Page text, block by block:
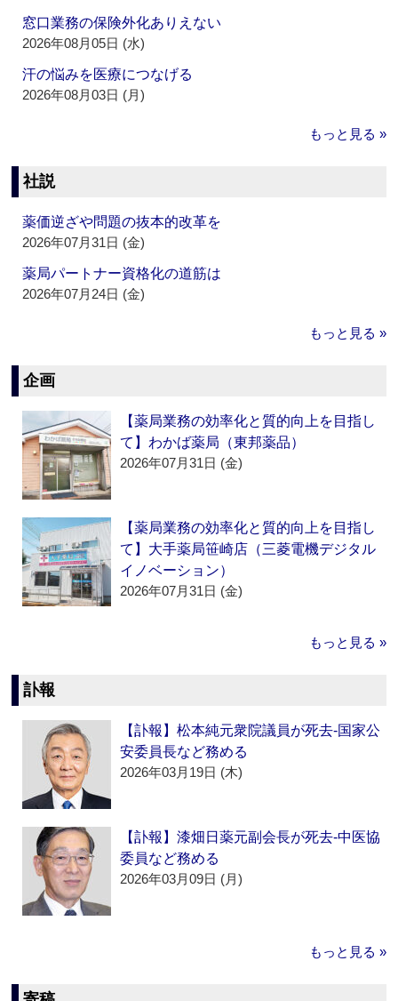
窓口業務の保険外化ありえない
2026年08月05日 (水)
汗の悩みを医療につなげる
2026年08月03日 (月)
もっと見る »
社説
薬価逆ざや問題の抜本的改革を
2026年07月31日 (金)
薬局パートナー資格化の道筋は
2026年07月24日 (金)
もっと見る »
企画
【薬局業務の効率化と質的向上を目指し
て】わかば薬局（東邦薬品）
2026年07月31日 (金)
【薬局業務の効率化と質的向上を目指し
て】大手薬局笹崎店（三菱電機デジタル
イノベーション）
2026年07月31日 (金)
もっと見る »
訃報
【訃報】松本純元衆院議員が死去‐国家公
安委員長など務める
2026年03月19日 (木)
【訃報】漆畑日薬元副会長が死去‐中医協
委員など務める
2026年03月09日 (月)
もっと見る »